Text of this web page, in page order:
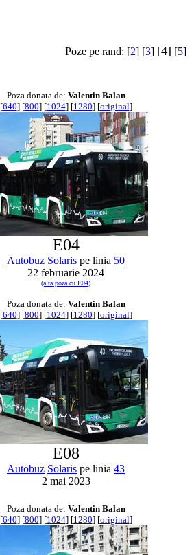
Poze pe rand: [2] [3] [4] [5]
Poza donata de: Valentin Balan
[640] [800] [1024] [1280] [original]
E04
Autobuz Solaris pe linia 50
22 februarie 2024
(alta poza cu E04)
Poza donata de: Valentin Balan
[640] [800] [1024] [1280] [original]
E08
Autobuz Solaris pe linia 43
2 mai 2023
Poza donata de: Valentin Balan
[640] [800] [1024] [1280] [original]